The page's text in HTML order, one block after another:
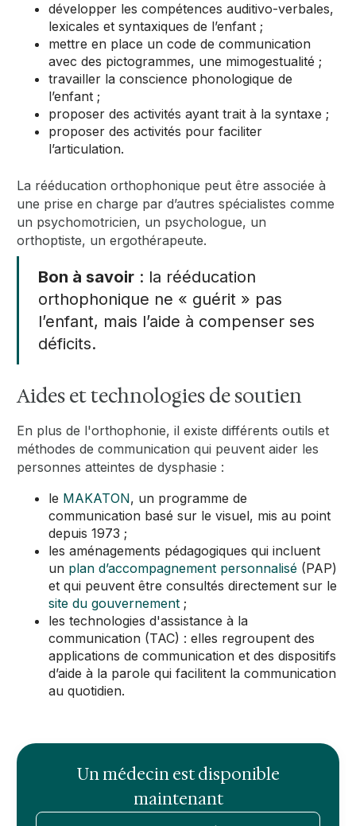
développer les compétences auditivo-verbales,
lexicales et syntaxiques de l’enfant ;
mettre en place un code de communication
avec des pictogrammes, une mimogestualité ;
travailler la conscience phonologique de
l’enfant ;
proposer des activités ayant trait à la syntaxe ;
proposer des activités pour faciliter
l’articulation.
La rééducation orthophonique peut être associée à
une prise en charge par d’autres spécialistes comme
un psychomotricien, un psychologue, un
orthoptiste, un ergothérapeute.
Bon à savoir : la rééducation
orthophonique ne « guérit » pas
l’enfant, mais l’aide à compenser ses
déficits.
Aides et technologies de soutien
En plus de l'orthophonie, il existe différents outils et
méthodes de communication qui peuvent aider les
personnes atteintes de dysphasie :
le MAKATON, un programme de
communication basé sur le visuel, mis au point
depuis 1973 ;
les aménagements pédagogiques qui incluent
un plan d’accompagnement personnalisé (PAP)
et qui peuvent être consultés directement sur le
site du gouvernement ;
les technologies d'assistance à la
communication (TAC) : elles regroupent des
applications de communication et des dispositifs
d’aide à la parole qui facilitent la communication
au quotidien.
Un médecin est disponible
maintenant